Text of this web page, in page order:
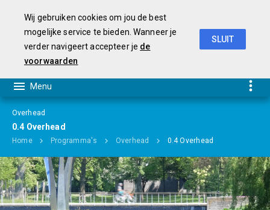
Overhead
0.4 Overhead
Home Programma's Overhead 0.4 Overhead
Wij gebruiken cookies om jou de best
mogelijke service te bieden. Wanneer je
verder navigeert accepteer je de
voorwaarden
SLUIT